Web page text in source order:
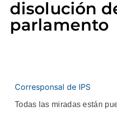
disolución
parlamento
Corresponsal de IPS
Todas las miradas están